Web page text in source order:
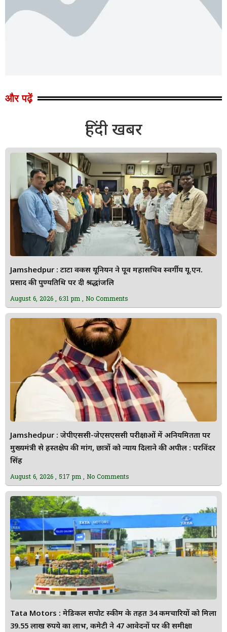
और पढ़ें
हिंदी खबर
Jamshedpur : टाटा वर्कर्स यूनियन ने पूर्व महासचिव स्वर्गीय यू.एन.
प्रसाद की पुण्यतिथि पर दी श्रद्धांजलि
August 6, 2026 6:31 pm No Comments
Jamshedpur : जेपीएससी-जेएसएससी परीक्षाओं में अनियमितता पर
मुख्यमंत्री से हस्तक्षेप की मांग, छात्रों को न्याय दिलाने की अपील : परविंदर
सिंह
August 6, 2026 5:17 pm No Comments
Tata Motors : मेडिकल सपोर्ट स्कीम के तहत 34 कर्मचारियों को मिला
39.55 लाख रुपये का लाभ, कमेटी ने 47 आवेदनों पर की समीक्षा